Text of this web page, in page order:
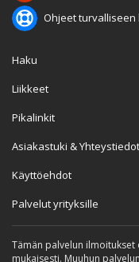
Ohjeet
Haku
Liikkeet
Pikalinkit
Asiakastuki & Yhteystiedot
Käyttöehdot
Palvelut yrityksille
Tämän palvelun ilmoitukset
mukaisesti. Muuhun